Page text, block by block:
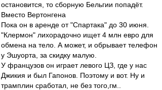
остановится, то сборную Бельгии попадёт.
Вместо Вертонгена
Пока он в аренде от "Спартака" до 30 июня.
"Клермон" лихорадочно ищет 4 млн евро для
обмена на тело. А может, и обрывает телефон
у Эшуорта, за скидку малую.
У французов он играет левого ЦЗ, где у нас
Джикия и был Гапонов. Поэтому и вот. Ну и
трамплин сработал, не без того,гм..